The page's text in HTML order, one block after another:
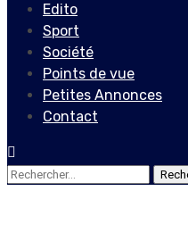
Edito
Sport
Société
Points de vue
Petites Annonces
Contact
Rechercher :